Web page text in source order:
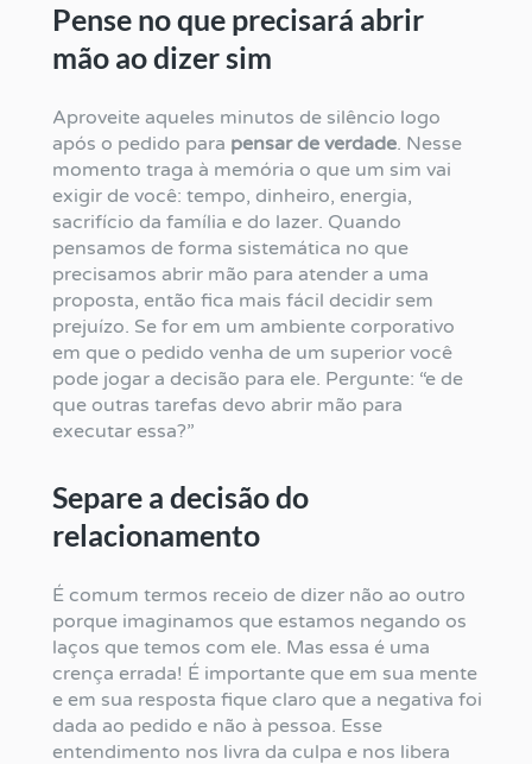
Pense no que precisará abrir
mão ao dizer sim
Aproveite aqueles minutos de silêncio logo
após o pedido para pensar de verdade. Nesse
momento traga à memória o que um sim vai
exigir de você: tempo, dinheiro, energia,
sacrifício da família e do lazer. Quando
pensamos de forma sistemática no que
precisamos abrir mão para atender a uma
proposta, então fica mais fácil decidir sem
prejuízo. Se for em um ambiente corporativo
em que o pedido venha de um superior você
pode jogar a decisão para ele. Pergunte: “e de
que outras tarefas devo abrir mão para
executar essa?”
Separe a decisão do
relacionamento
É comum termos receio de dizer não ao outro
porque imaginamos que estamos negando os
laços que temos com ele. Mas essa é uma
crença errada! É importante que em sua mente
e em sua resposta fique claro que a negativa foi
dada ao pedido e não à pessoa. Esse
entendimento nos livra da culpa e nos libera